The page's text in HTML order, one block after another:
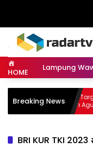
HOME Lampung
Breaking News
Kejati Targetkan
Bulan Agustus
BRI KUR TKI